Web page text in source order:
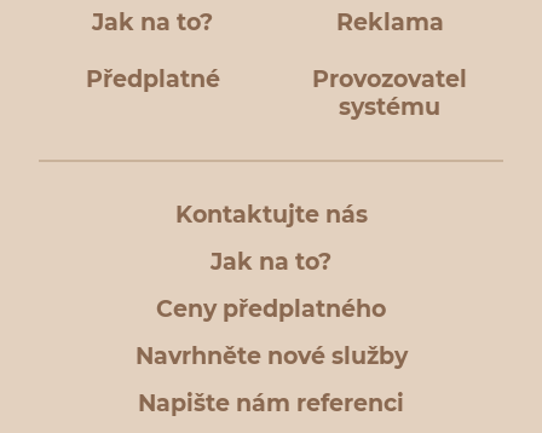
Jak na to? Reklama
Předplatné
Provozovatel
systému
Kontaktujte nás
Jak na to?
Ceny předplatného
Navrhněte nové služby
Napište nám referenci